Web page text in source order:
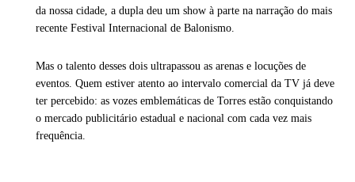
da nossa cidade, a dupla deu um show à parte na narração do mais
recente Festival Internacional de Balonismo.
Mas o talento desses dois ultrapassou as arenas e locuções de
eventos. Quem estiver atento ao intervalo comercial da TV já deve
ter percebido: as vozes emblemáticas de Torres estão conquistando
o mercado publicitário estadual e nacional com cada vez mais
frequência.